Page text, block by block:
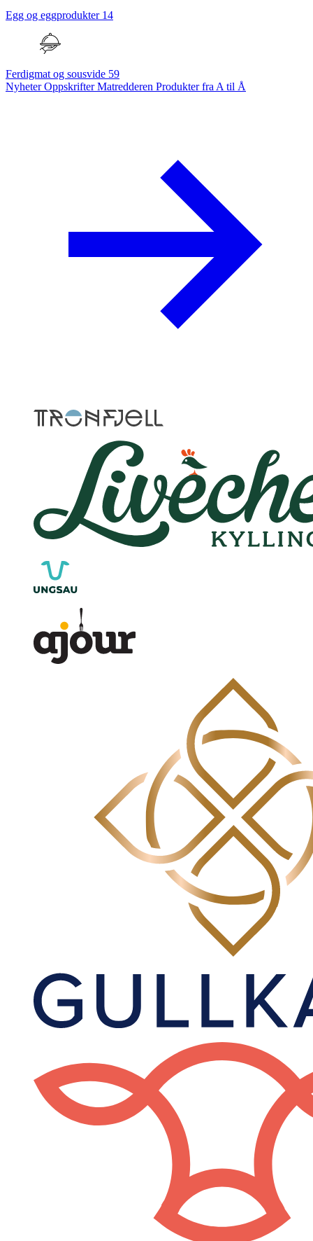
Egg og eggprodukter 14
Ferdigmat og sousvide 59
NyheterOppskrifterMatredderen Produkter fra A til Å